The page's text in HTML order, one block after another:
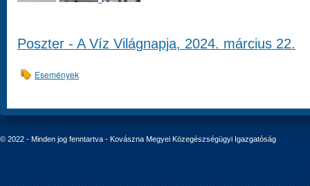
Poszter - A Víz Világnapja, 2024. március 22.
Események
© 2022 - Minden jog fenntartva - Kovászna Megyei Közegészségügyi Igazgatóság